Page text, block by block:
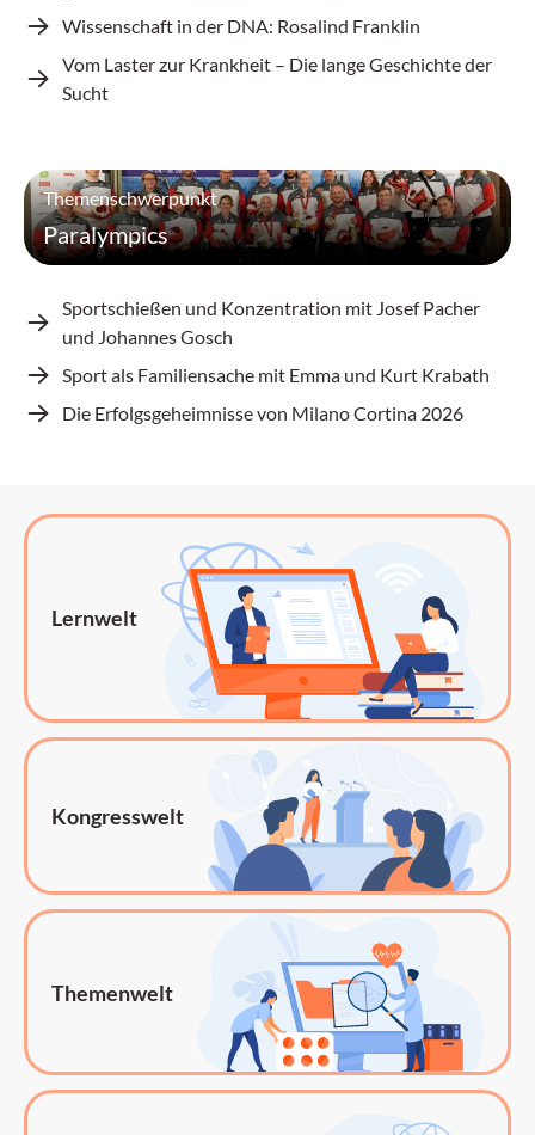
Wissenschaft in der DNA: Rosalind Franklin
Vom Laster zur Krankheit – Die lange Geschichte der
Sucht
Themenschwerpunkt
Paralympics
Sportschießen und Konzentration mit Josef Pacher
und Johannes Gosch
Sport als Familiensache mit Emma und Kurt Krabath
Die Erfolgsgeheimnisse von Milano Cortina 2026
Lernwelt
Kongresswelt
Themenwelt